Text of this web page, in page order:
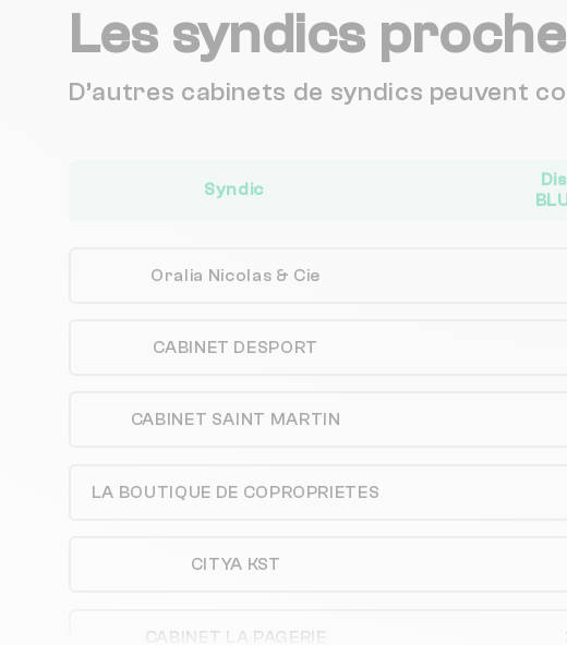
Les syndics
D’autres cabinets de syndics peuvent
Syndic
Oralia Nicolas & Cie
CABINET DESPORT
CABINET SAINT MARTIN
LA BOUTIQUE DE COPROPRIETES
CITYA KST
CABINET LA PAGERIE